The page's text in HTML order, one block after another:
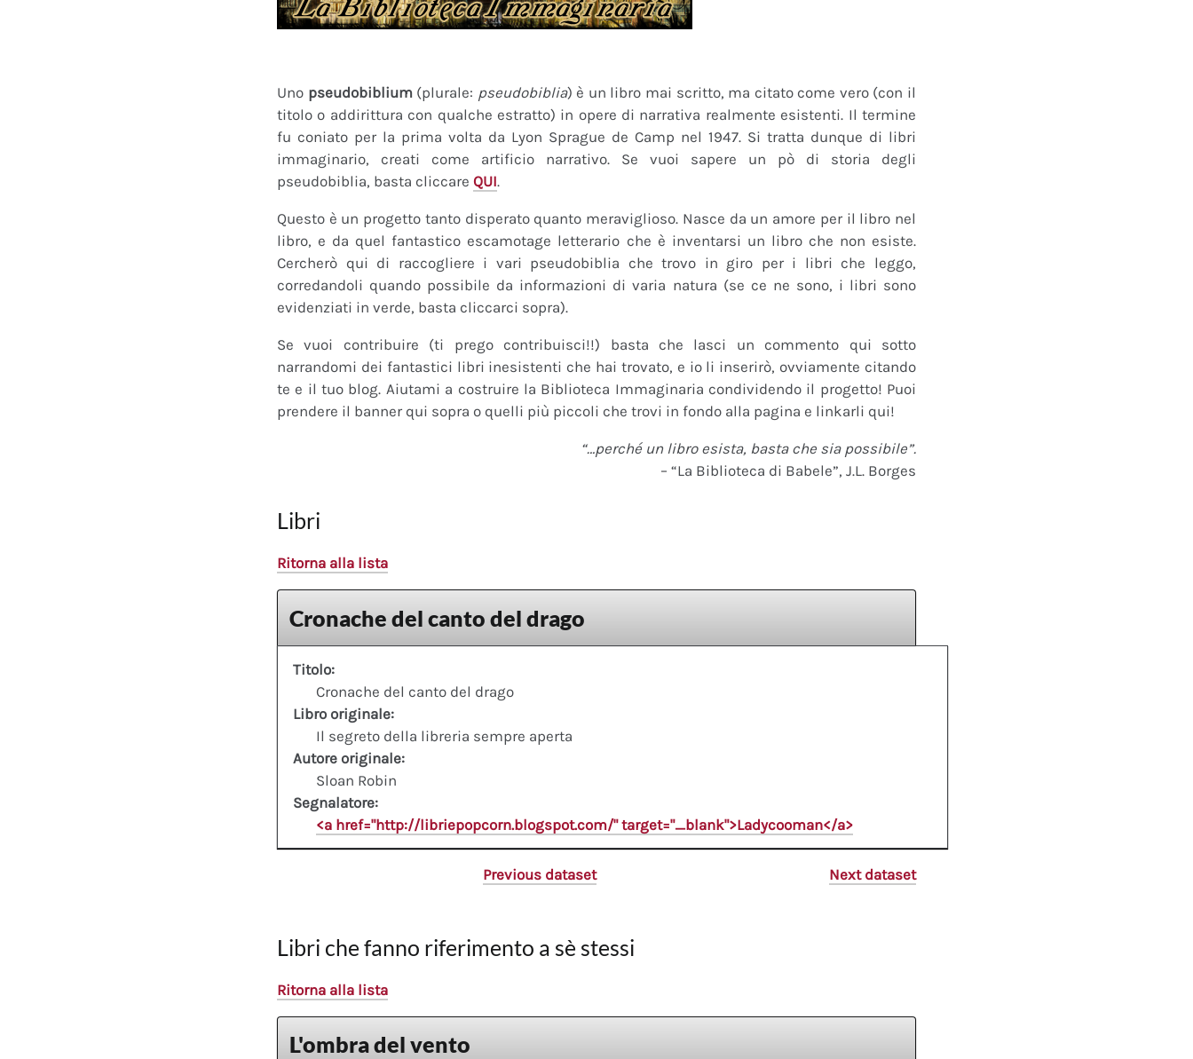
Uno pseudobiblium(plurale: pseudobiblia) è un libro mai scritto, ma citato come vero (con il
titolo o addirittura con qualche estratto) in opere di narrativa realmente esistenti. Il termine
fu coniato per la prima volta da Lyon Sprague de Camp nel 1947. Si tratta dunque di libri
immaginario, creati come artificio narrativo. Se vuoi sapere un pò di storia degli
pseudobiblia, basta cliccare QUI.
Questo è un progetto tanto disperato quanto meraviglioso. Nasce da un amore per il libro nel
libro, e da quel fantastico escamotage letterario che è inventarsi un libro che non esiste.
Cercherò qui di raccogliere i vari pseudobiblia che trovo in giro per i libri che leggo,
corredandoli quando possibile da informazioni di varia natura (se ce ne sono, i libri sono
evidenziati in verde, basta cliccarci sopra).
Se vuoi contribuire (ti prego contribuisci!!) basta che lasci un commento qui sotto
narrandomi dei fantastici libri inesistenti che hai trovato, e io li inserirò, ovviamente citando
te e il tuo blog. Aiutami a costruire la Biblioteca Immaginaria condividendo il progetto! Puoi
prendere il banner qui sopra o quelli più piccoli che trovi in fondo alla pagina e linkarli qui!
“…perché un libro esista, basta che sia possibile”.
– “La Biblioteca di Babele”, J.L. Borges
Libri
Ritorna alla lista
Cronache del canto del drago
Titolo:
Cronache del canto del drago
Libro originale:
Il segreto della libreria sempre aperta
Autore originale:
Sloan Robin
Segnalatore:
<a href="http://libriepopcorn.blogspot.com/" target="_blank">Ladycooman</a>
Previous dataset Next dataset
Libri che fanno riferimento a sè stessi
Ritorna alla lista
L'ombra del vento